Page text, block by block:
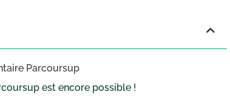
Parcoursup
est encore possible !